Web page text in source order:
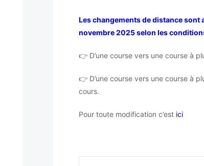
Les changements de distance sont
novembre 2025 selon les
👉 D’une course vers une course à
👉 D’une course vers une course à
cours.
Pour toute modification c’est ici